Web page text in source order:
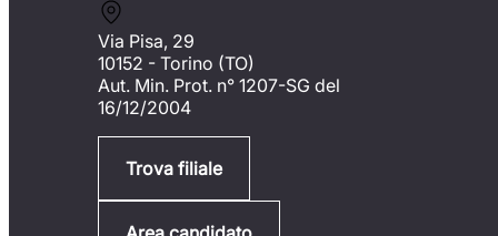
Via Pisa, 29
10152 - Torino (TO)
Aut. Min. Prot. n° 1207-SG del
16/12/2004
Trova filiale